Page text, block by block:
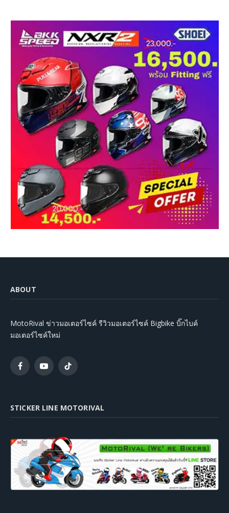
ABOUT
MotoRival ข่าวมอเตอร์ไซค์ รีวิวมอเตอร์ไซค์ Bigbike บิ๊กไบค์
มอเตอร์ไซค์ใหม่
FacebookYouTubeTikTok
STICKER LINE MOTORIVAL